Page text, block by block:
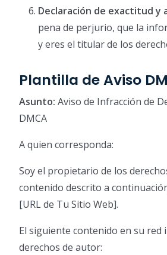
Declaración de exactitud y
pena de perjurio, que la
y eres el titular de los
Plantilla de Aviso
Asunto: Aviso de Infracción de
DMCA
A quien corresponda:
Soy el propietario de los
contenido descrito a
[URL de Tu Sitio Web].
El siguiente contenido en su red
derechos de autor: